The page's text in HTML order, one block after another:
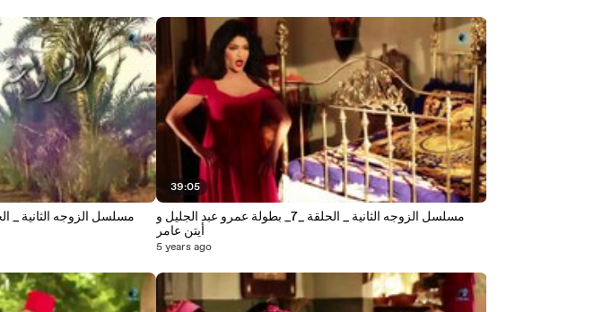
39:05
مسلسل الزوجه الثانية _ الحلقة _7_ بطولة عمرو عبد الجليل و
أيتن عامر
5 years ago